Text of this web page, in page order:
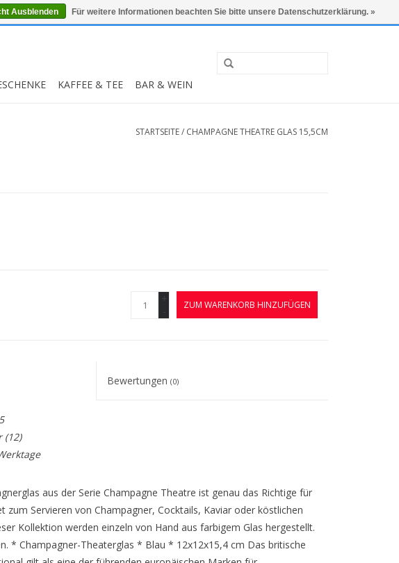
0 Artikel - €0,00 Mein Konto / Kundenkonto anlegen
KAFFEE & TEE BAR & WEIN
STARTSEITE/ CHAMPAGNE THEATRE GLAS 15,5CM
+
-
ZUM WARENKORB HINZUFÜGEN
Bewertungen(0)
(12)
aus der Serie Champagne Theatre ist genau das Richtige für
zum Servieren von Champagner, Cocktails, Kaviar oder köstlichen
Kollektion werden einzeln von Hand aus farbigem Glas hergestellt.
* Champagner-Theaterglas * Blau * 12x12x15,4 cm Das britische
Ausblenden Für weitere Informationen beachten Sie bitte unsere Datenschutzerklärung. »